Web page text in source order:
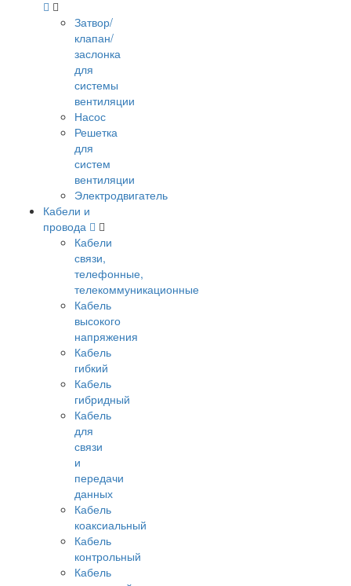
Затвор/
клапан/
заслонка
для
системы
вентиляции
Насос
Решетка
для
систем
вентиляции
Электродвигатель
Кабели и
провода
Кабели
связи,
телефонные,
телекоммуникационные
Кабель
высокого
напряжения
Кабель
гибкий
Кабель
гибридный
Кабель
для
связи
и
передачи
данных
Кабель
коаксиальный
Кабель
контрольный
Кабель